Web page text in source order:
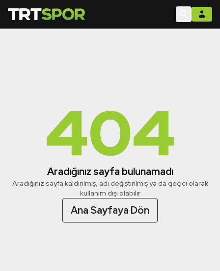
404
Aradığınız sayfa bulunamadı
Aradığınız sayfa kaldırılmış, adı değiştirilmiş ya da geçici olarak
kullanım dışı olabilir
Ana Sayfaya Dön